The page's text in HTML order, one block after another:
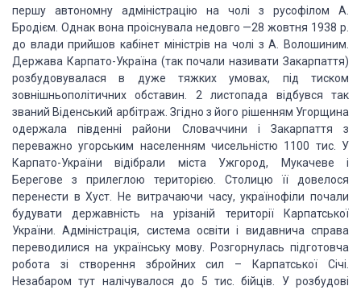
першу автономну адміністрацію на чолі з русофілом А.
Бродієм. Однак вона проіснувала недовго —28 жовтня 1938 р.
до влади прийшов кабінет міністрів на чолі з А. Волошиним.
Держава Карпато-Україна (так почали називати Закарпаття)
розбудовувалася в дуже тяжких умовах, під тиском
зовнішньополітичних обставин. 2 листопада відбувся так
званий Віденський арбітраж. Згідно з його рішенням Угорщина
одержала південні райони Словаччини і Закарпаття з
переважно угорським населенням чисельністю 1100 тис. У
Карпато-України відібрали міста Ужгород, Мукачеве і
Берегове з прилеглою територією. Столицю її довелося
перенести в Хуст. Не витрачаючи часу, українофіли почали
будувати державність на урізаній території Карпатської
України. Адміністрація, система освіти і видавнича справа
переводилися на українську мову. Розгорнулась підготовча
робота зі створення збройнихсил – Карпатської Січі.
Незабаром тут налічувалося до 5 тис. бійців. У розбудові